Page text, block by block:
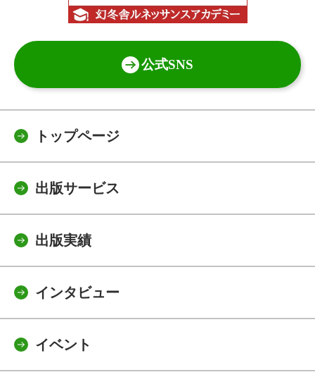
公式SNS
トップページ
出版サービス
出版実績
インタビュー
イベント